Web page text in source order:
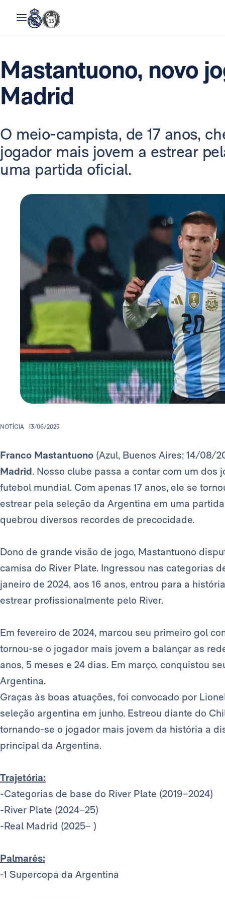
Mastantuono, novo
Madrid
O meio-campista, de 17 anos,
jogador mais jovem a estrear
uma partida oficial.
NOTÍCIA 13/06/2025
Franco Mastantuono (Azul, Buenos Aires; 14/08/
Madrid. Nosso clube passa a contar com um dos
futebol mundial. Com apenas 17 anos, ele se
estrear pela seleção da Argentina em uma
quebrou diversos recordes de precocidade.
Dono de grande visão de jogo, Mastantuono
camisa do River Plate. Ingressou nas categorias
janeiro de 2024, aos 16 anos, entrou para a
estrear profissionalmente pelo River.
Em fevereiro de 2024, marcou seu primeiro gol
tornou-se o jogador mais jovem a balançar as
anos, 5 meses e 24 dias. Em março, conquistou
Argentina.
Graças às boas atuações, foi convocado por
seleção argentina em junho. Estreou diante do
tornando-se o jogador mais jovem da história a
principal da Argentina.
Trajetória:
-Categorias de base do River Plate (2019–2024)
-River Plate (2024–25)
-Real Madrid (2025– )
Palmarés:
-1 Supercopa da Argentina